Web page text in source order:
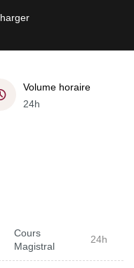
Volume horaire
24h
Cours
Magistral
24h